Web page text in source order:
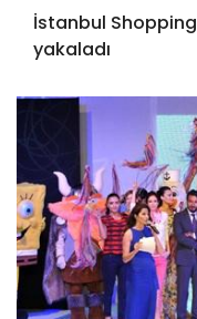
İstanbul
yakaladı